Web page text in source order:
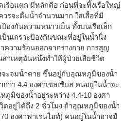
เรือแตก มีหลักคือ ก่อนที่จะทิ้งเรือใหญ่
วรจะดื่มน้ำจำนวนมาก ใส่เสื้อที่มี
องกันความหนาวเย็น ทั้งบนเรือเล็ก
ป็นเกราะป้องกันขณะที่อยู่ในน้ำนิ่ง
ความร้อนออกจากร่างกาย การสูญ
สาเหตุอันหนึ่งทำให้ผู้ป่วยเสียชีวิต
จะจมน้ำตาย ขึ้นอยู่กับอุณหภูมิของน้ำ
ว่า 4.4 องศาเซลเซียส คนอยู่ในน้ำจะ
มิของน้ำอยู่ระหว่าง 4.4-10 องศา
ตอยู่ได้ถึง 2 ชั่วโมง ถ้าอุณหภูมิของน้ำ
องศาฟาเรนไฮท์) คนอยู่ในน้ำอาจมี